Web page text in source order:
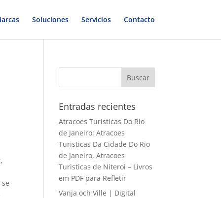
Soluciones Servicios Contacto
Entradas recientes
Atracoes Turisticas Do Rio
de Janeiro: Atracoes
Turisticas Da Cidade Do Rio
de Janeiro, Atracoes
Turisticas de Niteroi – Livros
em PDF para Refletir
Vanja och Ville | Digital